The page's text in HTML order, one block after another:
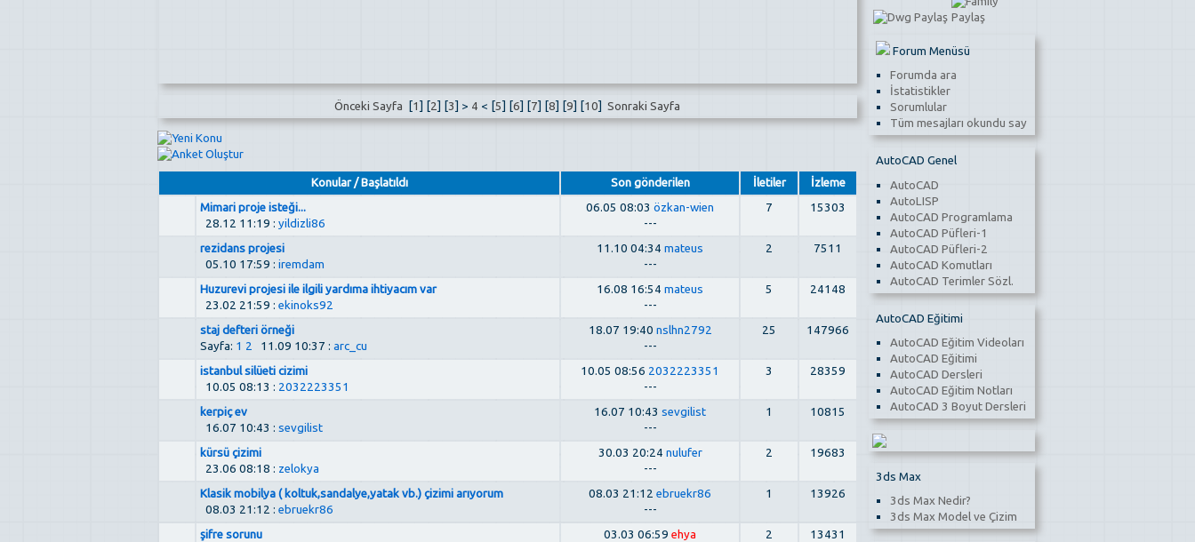
Forum Menüsü
Forumda ara
İstatistikler
Sorumlular
Tüm mesajları okundu say
AutoCAD Genel
AutoCAD
AutoLISP
AutoCAD Programlama
AutoCAD Püfleri-1
AutoCAD Püfleri-2
AutoCAD Komutları
AutoCAD Terimler Sözl.
AutoCAD Eğitimi
AutoCAD Eğitim Videoları
AutoCAD Eğitimi
AutoCAD Dersleri
AutoCAD Eğitim Notları
AutoCAD 3 Boyut Dersleri
3ds Max
3ds Max Nedir?
3ds Max Model ve Çizim
Önceki Sayfa [1 ] [2] [3] > 4 < [5] [6] [7] [8] [9] [10] Sonraki Sayfa
Konular/Başlatıldı Son gönderilen İletiler
İzleme
Mimari proje isteği...
28.12 11:19 : yildizli86
06.05 08:03 özkan-wien
---
7 15303
rezidans projesi
05.10 17:59 : iremdam
11.10 04:34 mateus
---
2 7511
Huzurevi projesi ile ilgili yardıma ihtiyacım var
23.02 21:59 : ekinoks92
16.08 16:54 mateus
---
5 24148
staj defteri örneği
Sayfa: 1 2 11.09 10:37 : arc_cu
18.07 19:40 nslhn2792
---
25 147966
istanbul silüeti cizimi
10.05 08:13 : 2032223351
10.05 08:56 2032223351
---
3 28359
kerpiç ev
16.07 10:43 : sevgilist
16.07 10:43 sevgilist
---
1 10815
kürsü çizimi
23.06 08:18 : zelokya
30.03 20:24 nulufer
---
2 19683
Klasik mobilya ( koltuk,sandalye,yatak vb.) çizimi arıyorum
08.03 21:12 : ebruekr86
08.03 21:12 ebruekr86
---
1 13926
şifre sorunu
03.03 06:59 ehya
2 13431